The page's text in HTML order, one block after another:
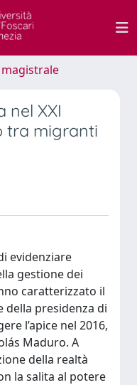
nel XXI
tra migranti
evidenziare
gestione dei
caratterizzato il
della presidenza di
l’apice nel 2016,
Maduro. A
della realtà
la salita al potere